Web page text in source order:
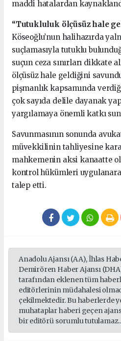
maddi hatalardan
“Tutukluluk ölçüsüz hale
Köseoğlu’nun halihazırda
suçlamasıyla tutuklu
suçun ceza sınırları dikkate
ölçüsüz hale geldiğini
pişmanlık kapsamında
çok sayıda delile dayanak
yargılamaya önemli katkı
Savunmasının sonunda
müvekkilinin tahliyesine
mahkemenin aksi kanaatte
kontrol hükümleri
talep etti.
Anadolu Ajansı (AA), İhlas
Demirören Haber Ajansı
tarafından eklenen tüm
editörlerinin müdahalesi
çekilmektedir. Bu haberlerde
muhataplar haberi geçen
bir editörü sorumlu